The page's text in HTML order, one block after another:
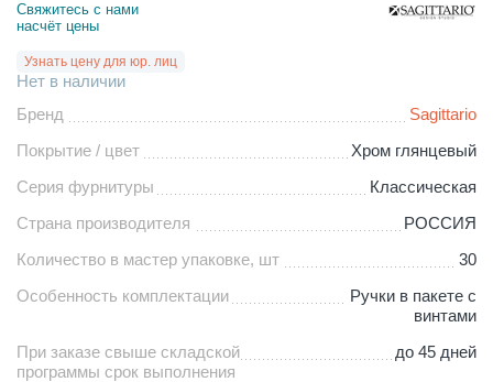
Свяжитесь с нами
насчёт цены
Узнать цену для юр. лиц
Нет в наличии
Бренд
Sagittario
Покрытие / цвет
Хром глянцевый
Серия фурнитуры
Классическая
Страна производителя
РОССИЯ
Количество в мастер упаковке, шт
30
Особенность комплектации
Ручки в пакете с
винтами
При заказе свыше складской
программы срок выполнения
до 45 дней